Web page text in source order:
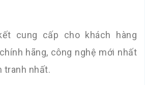
cung cấp cho khách hàng
hãng, công nghệ mới nhất
tranh nhất.